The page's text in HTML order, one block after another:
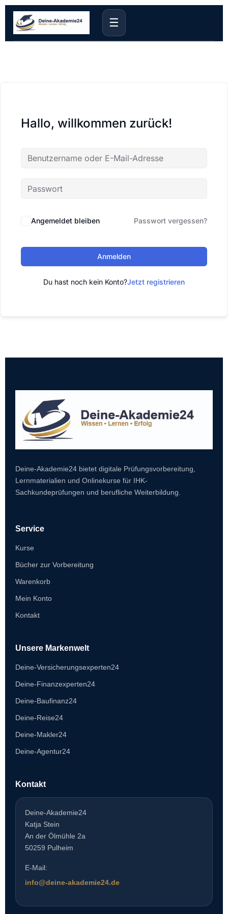
☰
Hallo, willkommen zurück!
Angemeldet bleiben Passwort vergessen?
Anmelden
Du hast noch kein Konto?Jetzt registrieren
Deine-Akademie24 bietet digitale Prüfungsvorbereitung,
Lernmaterialien und Onlinekurse für IHK-
Sachkundeprüfungen und berufliche Weiterbildung.
Service
Kurse
Bücher zur Vorbereitung
Warenkorb
Mein Konto
Kontakt
Unsere Markenwelt
Deine-Versicherungsexperten24
Deine-Finanzexperten24
Deine-Baufinanz24
Deine-Reise24
Deine-Makler24
Deine-Agentur24
Kontakt
Deine-Akademie24
Katja Stein
An der Ölmühle 2a
50259 Pulheim
E-Mail:
info@deine-akademie24.de